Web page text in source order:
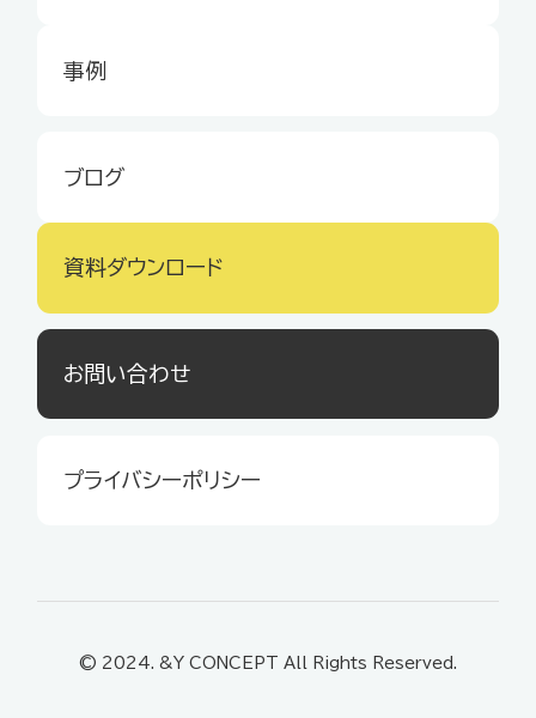
事例
ブログ
資料ダウンロード
お問い合わせ
プライバシーポリシー
© 2024. &Y CONCEPT All Rights Reserved.